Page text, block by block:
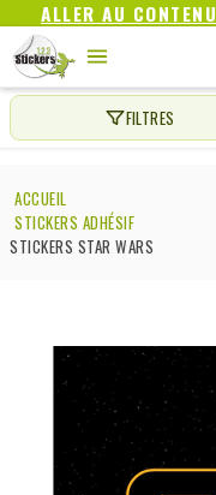
ALLER AU
FILTRES
ACCUEIL
STICKERS ADHÉSIF
STICKERS STAR WARS